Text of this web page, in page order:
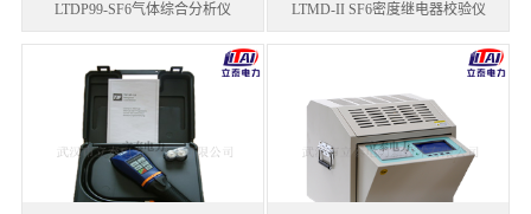
LTDP99-SF6气体综合分析仪 LTMD-II SF6密度继电器校验仪